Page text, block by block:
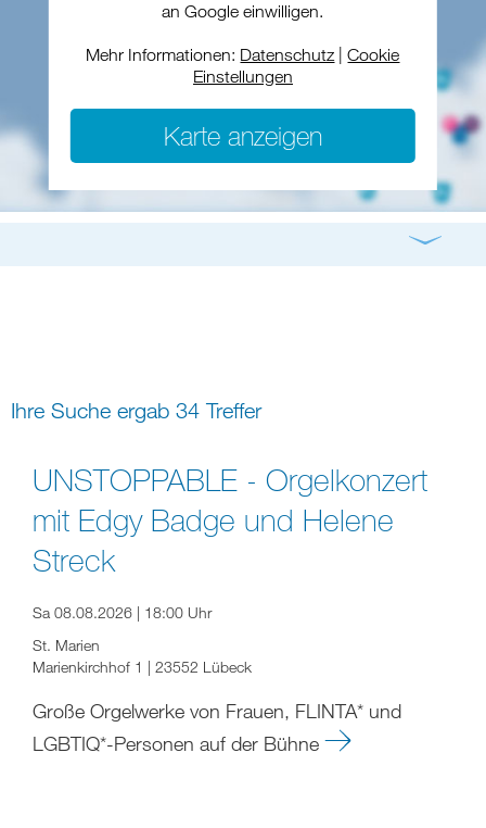
an Google einwilligen.
Mehr Informationen: Datenschutz |Cookie
Einstellungen
Karte anzeigen
Ihre Suche ergab 34 Treffer
UNSTOPPABLE - Orgelkonzert
mit Edgy Badge und Helene
Streck
Sa 08.08.2026 | 18:00 Uhr
St. Marien
Marienkirchhof 1 | 23552 Lübeck
Große Orgelwerke von Frauen, FLINTA* und
LGBTIQ*-Personen auf der Bühne